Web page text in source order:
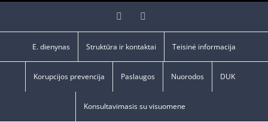
Facebook
E. dienynas Struktūra ir kontaktai Teisinė informacija
Korupcijos prevencija Paslaugos Nuorodos DUK
Konsultavimasis su visuomene